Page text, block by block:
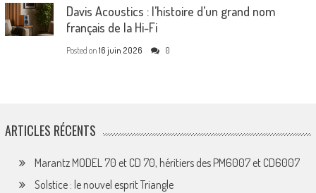
Davis Acoustics : l’histoire d’un grand nom
français de la Hi-Fi
Posted on 16 juin 2026 0
ARTICLES RÉCENTS
Marantz MODEL 70 et CD 70, héritiers des PM6007 et CD6007
Solstice : le nouvel esprit Triangle